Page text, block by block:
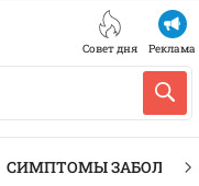
Совет дня Реклама
СИМПТОМЫ